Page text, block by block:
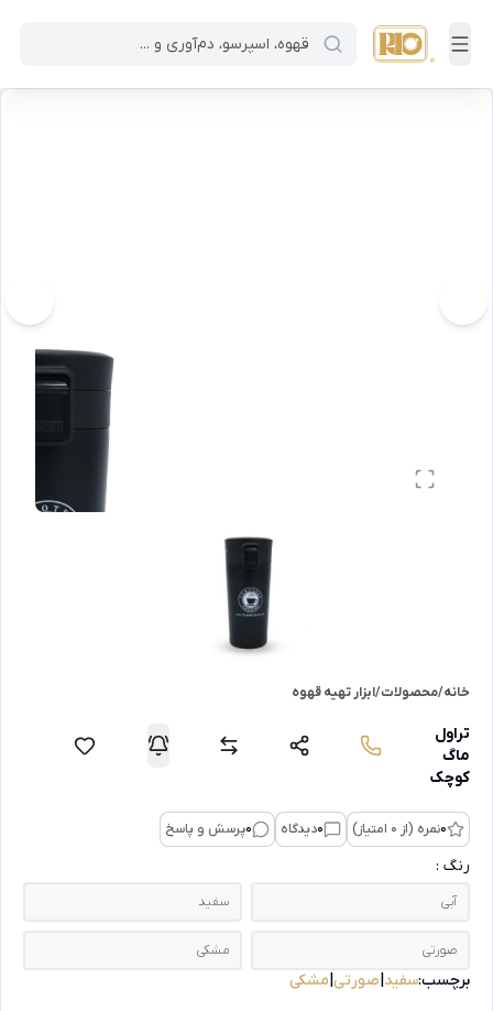
خانه/محصولات/ابزار تهیه قهوه
تراول
ماگ
کوچک
0نمره (از 0 امتیاز) 0دیدگاه 0پرسش و پاسخ
رنگ :
آبی سفید
صورتی مشکی
برچسب:سفید صورتی مشکی